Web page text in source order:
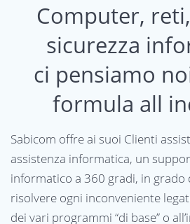
Computer,
sicurezza
ci pensiamo
formula all
Sabicom offre ai suoi Clienti
assistenza informatica, un
informatico a 360 gradi, in
risolvere ogni inconveniente
dei vari programmi “di base” o